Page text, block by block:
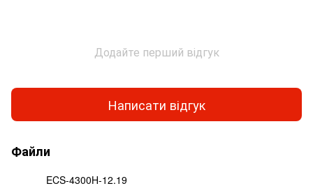
Додайте перший відгук
Написати відгук
Файли
ECS-4300H-12.19